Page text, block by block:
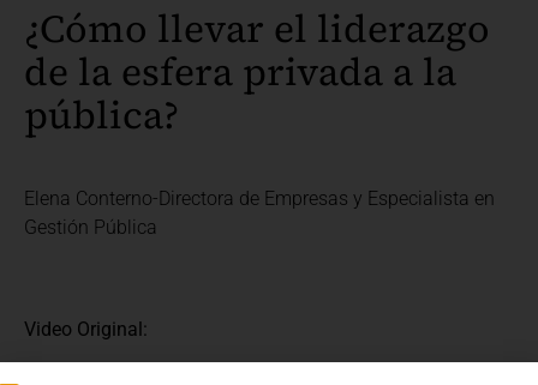
¿Cómo llevar el liderazgo
de la esfera privada a la
pública?
Elena Conterno-Directora de Empresas y Especialista en
Gestión Pública
Video Original: